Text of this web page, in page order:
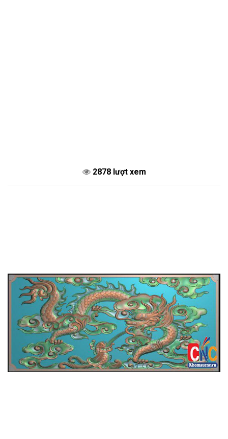
2878 lượt xem